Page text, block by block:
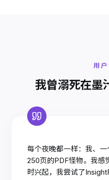
用
我曾溺死在
每个夜晚都一样：我、
250页的PDF怪物。我感
时兴起，我尝试了